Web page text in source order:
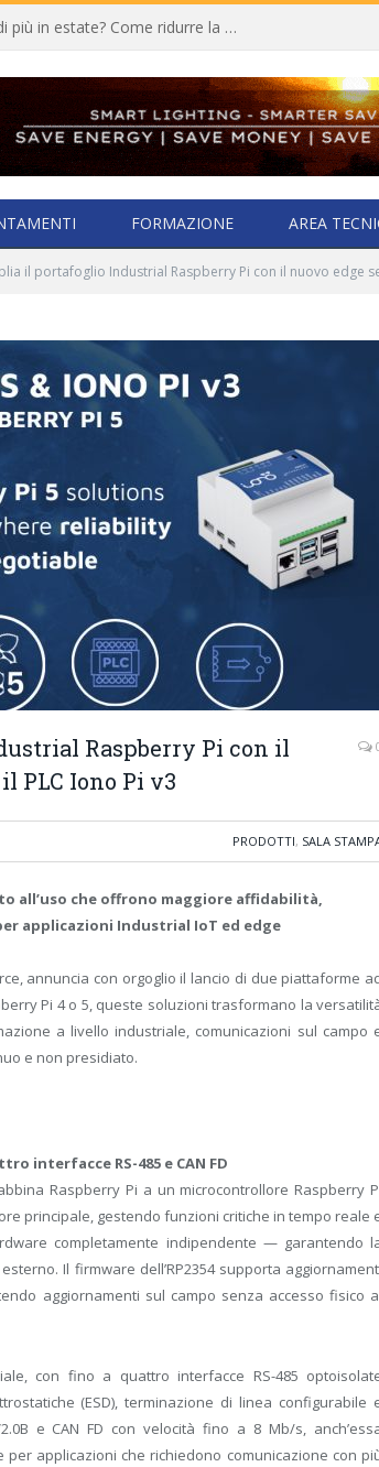
Quali elettrodomestici consumano di più in estate? Come ridurre la bolletta
FORMAZIONE AREA
il portafoglio Industrial Raspberry Pi con il nuovo edge
Raspberry Pi con il
PLC Iono Pi v3
PRODOTTI, SALA
all’uso che offrono maggiore affidabilità,
applicazioni Industrial IoT ed edge
annuncia con orgoglio il lancio di due piattaforme
Pi 4 o 5, queste soluzioni trasformano la
a livello industriale, comunicazioni sul campo
e non presidiato.
interfacce RS-485 e CAN FD
Raspberry Pi a un microcontrollore Raspberry
principale, gestendo funzioni critiche in tempo reale
completamente indipendente — garantendo
Il firmware dell’RP2354 supporta
aggiornamenti sul campo senza accesso fisico
con fino a quattro interfacce RS-485
(ESD), terminazione di linea configurabile
e CAN FD con velocità fino a 8 Mb/s,
applicazioni che richiedono comunicazione con